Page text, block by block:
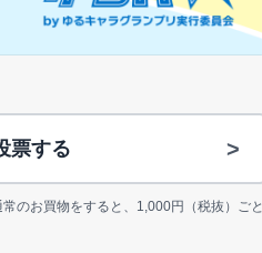
票する >
のお買物をすると、1,000円（税抜）ごと